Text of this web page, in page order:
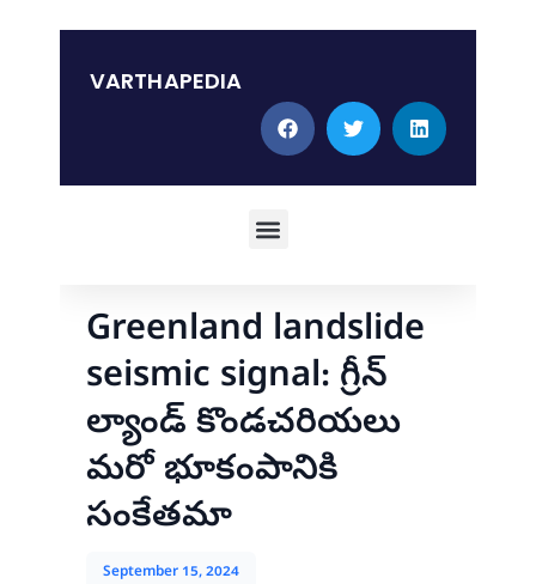
content
VARTHAPEDIA
Menu
Greenland landslide
seismic signal: గ్రీన్
ల్యాండ్ కొండచరియలు
మరో భూకంపానికి
సంకేతమా
September 15, 2024